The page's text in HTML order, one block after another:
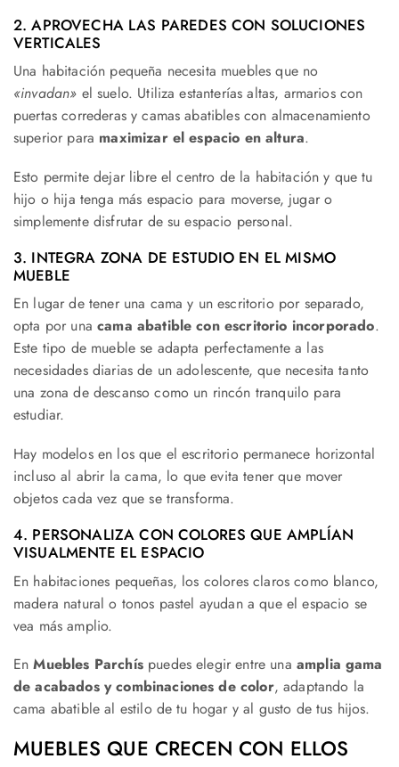
2. APROVECHA LAS PAREDES CON SOLUCIONES
VERTICALES
Una habitación pequeña necesita muebles que no
«invadan» el suelo. Utiliza estanterías altas, armarios con
puertas correderas y camas abatibles con almacenamiento
superior para maximizar el espacio en altura.
Esto permite dejar libre el centro de la habitación y que tu
hijo o hija tenga más espacio para moverse, jugar o
simplemente disfrutar de su espacio personal.
3. INTEGRA ZONA DE ESTUDIO EN EL MISMO
MUEBLE
En lugar de tener una cama y un escritorio por separado,
opta por unacama abatible con escritorio incorporado.
Este tipo de mueble se adapta perfectamente a las
necesidades diarias de un adolescente, que necesita tanto
una zona de descanso como un rincón tranquilo para
estudiar.
Hay modelos en los que el escritorio permanece horizontal
incluso al abrir la cama, lo que evita tener que mover
objetos cada vez que se transforma.
4. PERSONALIZA CON COLORES QUE AMPLÍAN
VISUALMENTE EL ESPACIO
En habitaciones pequeñas, los colores claros como blanco,
madera natural o tonos pastel ayudan a que el espacio se
vea más amplio.
EnMuebles Parchíspuedes elegir entre una amplia gama
de acabados y combinaciones de color, adaptando la
cama abatible al estilo de tu hogar y al gusto de tus hijos.
MUEBLES QUE CRECEN CON ELLOS